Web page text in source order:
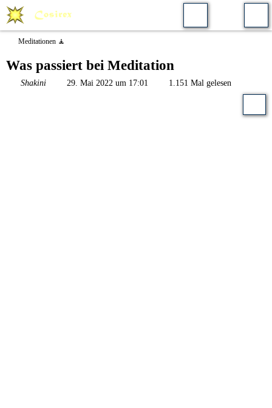
Meditationen 🧘
Was passiert bei Meditation
Shakini 29. Mai 2022 um 17:01 1.151 Mal gelesen